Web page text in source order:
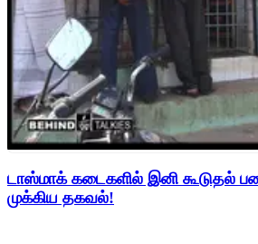
டாஸ்மாக் கடைகளில் இனி கூடுதல்
முக்கிய தகவல்!